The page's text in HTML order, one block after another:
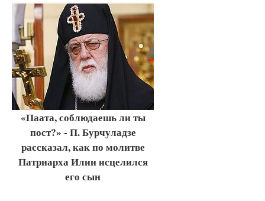
«Паата, соблюдаешь ли ты
пост?» - П. Бурчуладзе
рассказал, как по молитве
Патриарха Илии исцелился
его сын